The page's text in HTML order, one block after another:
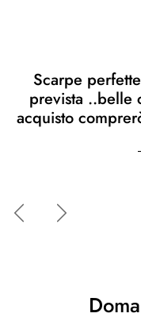
Scarpe
prevista ..belle
acquisto
IndietroAvanti